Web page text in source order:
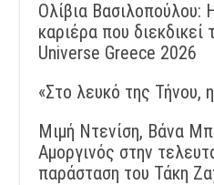
Ολίβια Βασιλοπούλου:
καριέρα που
Universe Greece 2026
«Στο λευκό της Τήνου,
Μιμή Ντενίση, Βάνα
Αμοργινός στην
παράσταση του Τάκη